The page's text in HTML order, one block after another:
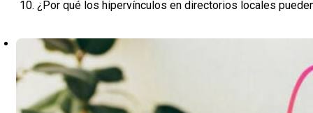
10. ¿Por qué los hipervínculos en directorios locales